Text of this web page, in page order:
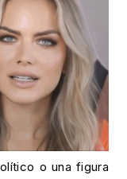
o una figura